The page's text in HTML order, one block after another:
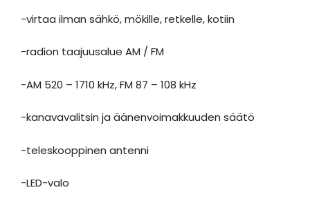
-virtaa ilman sähkö, mökille, retkelle, kotiin
-radion taajuusalue AM / FM
-AM 520 – 1710 kHz, FM 87 – 108 kHz
-kanavavalitsin ja äänenvoimakkuuden säätö
-teleskooppinen antenni
-LED-valo